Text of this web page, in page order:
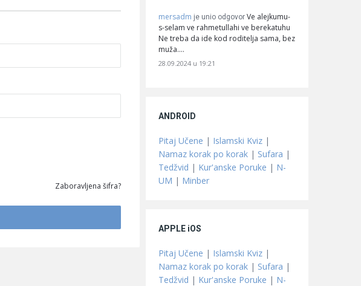
Zaboravljena šifra?
mersadm je unio odgovor Ve alejkumu-
s-selam ve rahmetullahi ve berekatuhu
Ne treba da ide kod roditelja sama, bez
muža.…
28.09.2024 u 19:21
ANDROID
Pitaj Učene | Islamski Kviz |
Namaz korak po korak | Sufara |
Tedžvid | Kur'anske Poruke | N-
UM | Minber
APPLE iOS
Pitaj Učene | Islamski Kviz |
Namaz korak po korak | Sufara |
Tedžvid | Kur'anske Poruke | N-